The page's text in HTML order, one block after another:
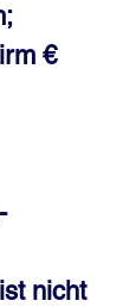
€
nicht